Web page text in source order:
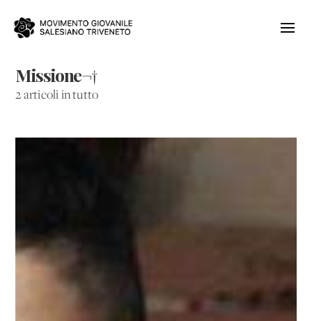
Missione¬†
2 articoli in tutto